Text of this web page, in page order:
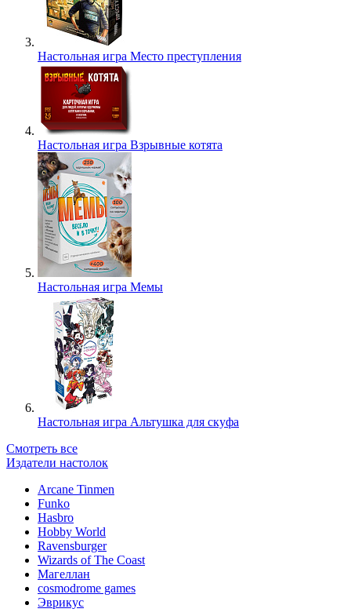
Настольная игра Место преступления
Настольная игра Взрывные котята
Настольная игра Мемы
Настольная игра Альтушка для скуфа
Смотреть все
Издатели настолок
Arcane Tinmen
Funko
Hasbro
Hobby World
Ravensburger
Wizards of The Coast
Магеллан
сosmodrome games
Эврикус